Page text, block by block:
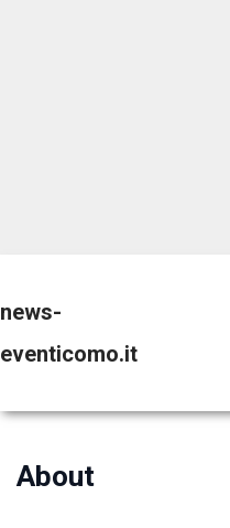
news-
eventicomo.it
About